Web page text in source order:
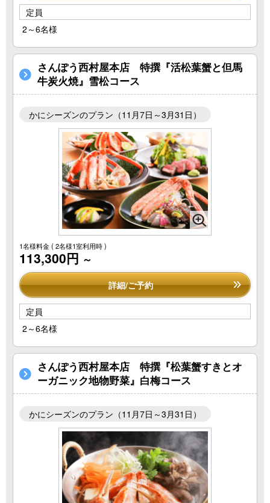
定員
2～6名様
さんぽう西村屋本店 特撰『活松葉蟹と但馬
牛炭火焼』雪松コース
かにシーズンのプラン（11月7日～3月31日）
1名様料金( 2名様1室利用時 )
113,300円 ～
詳細/ご予約
定員
2～6名様
さんぽう西村屋本店 特撰『松葉蟹すきとオ
ーガニック地物野菜』白梅コース
かにシーズンのプラン（11月7日～3月31日）